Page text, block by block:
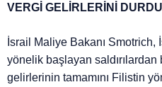
VERGİ GELİRLERİNİ
İsrail Maliye Bakanı Smotrich,
yönelik başlayan
gelirlerinin tamamını Filistin